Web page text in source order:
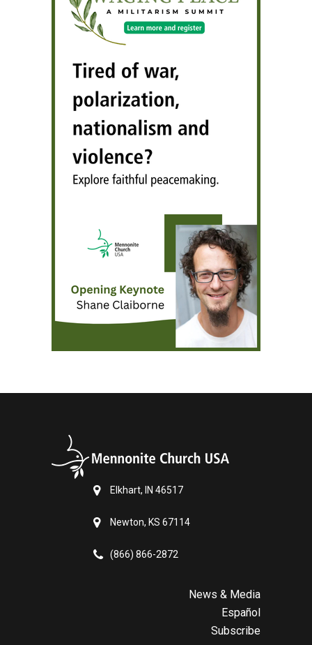
Elkhart, IN 46517
Newton, KS 67114
(866) 866-2872
News & Media
Español
Subscribe